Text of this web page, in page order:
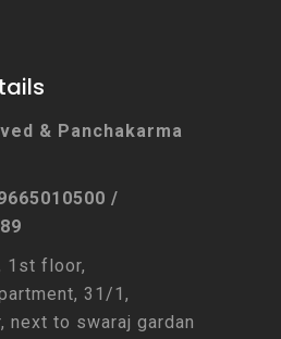
& Panchakarma
/
1st floor,
31/1,
next to swaraj gardan